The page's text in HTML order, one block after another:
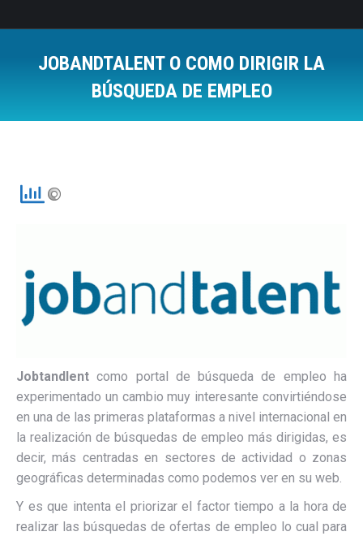
JOBANDTALENT O COMO DIRIGIR LA
BÚSQUEDA DE EMPLEO
Jobtandlent como portal de búsqueda de empleo ha
experimentado un cambio muy interesante convirtiéndose
en una de las primeras plataformas a nivel internacional en
la realización de búsquedas de empleo más dirigidas, es
decir, más centradas en sectores de actividad o zonas
geográficas determinadas como podemos ver en su web.
Y es que intenta el priorizar el factor tiempo a la hora de
realizar las búsquedas de ofertas de empleo lo cual para